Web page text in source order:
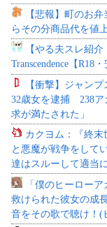
【悲報】町のお
らその分商品代を値
【やる夫スレ紹
Transcendence【R18
【衝撃】ジャン
32歳女を逮捕 238ア
求が満たされた」
カクヨム：『終
と悪魔が戦争をして
達はスルーして適当
「僕のヒーロー
救けられた彼女の成
音をその歌で聴け！(